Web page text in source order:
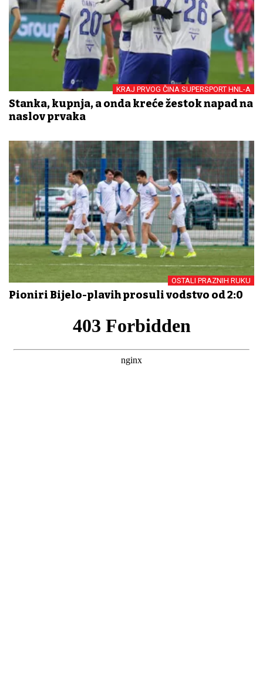
KRAJ PRVOG ČINA SUPERSPORT HNL-A
Stanka, kupnja, a onda kreće žestok napad na
naslov prvaka
OSTALI PRAZNIH RUKU
Pioniri Bijelo-plavih prosuli vodstvo od 2:0